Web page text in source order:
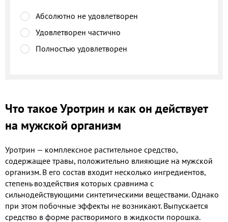
Абсолютно не удовлетворен
Удовлетворен частично
Полностью удовлетворен
Что такое Уротрин и как он действует
на мужской организм
Уротрин — комплексное растительное средство,
содержащее травы, положительно влияющие на мужской
организм. В его состав входит несколько ингредиентов,
степень воздействия которых сравнима с
сильнодействующими синтетическими веществами. Однако
при этом побочные эффекты не возникают. Выпускается
средство в форме растворимого в жидкости порошка.